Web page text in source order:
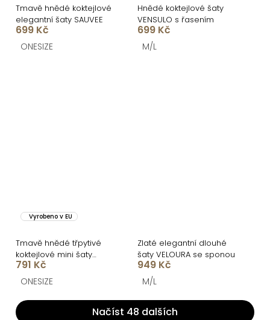
Tmavě hnědé koktejlové
elegantní šaty SAUVEE
699 Kč
ONESIZE
Hnědé koktejlové šaty
VENSULO s řasením
699 Kč
M/L
Vyrobeno v EU
Tmavě hnědé třpytivé
koktejlové mini šaty
VEKOMA
791 Kč
ONESIZE
Zlaté elegantní dlouhé
šaty VELOURA se sponou
949 Kč
M/L
Načíst 48 dalších